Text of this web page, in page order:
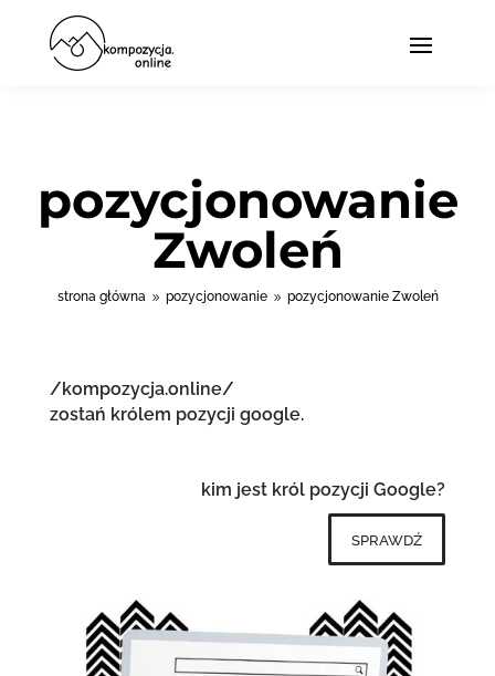
pozycjonowanie
Zwoleń
strona główna 9 pozycjonowanie 9 pozycjonowanie Zwoleń
/kompozycja.online/
zostań królem pozycji google.
kim jest król pozycji Google?
sprawdź